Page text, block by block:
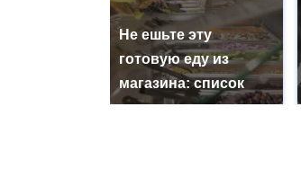
Не ешьте эту
готовую еду из
магазина: список